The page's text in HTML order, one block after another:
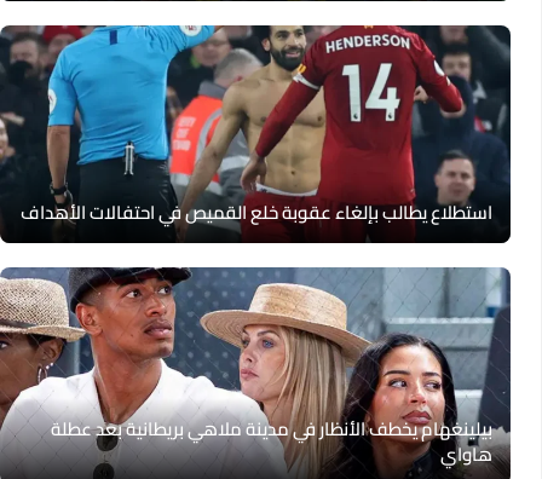
استطلاع يطالب بإلغاء عقوبة خلع القميص في احتفالات الأهداف
بيلينغهام يخطف الأنظار في مدينة ملاهي بريطانية بعد عطلة
هاواي